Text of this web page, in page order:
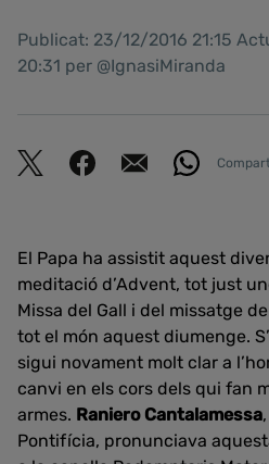
Publicat: 23/12/2016 21:15
20:31 per @IgnasiMiranda
El Papa ha assistit aquest
meditació d’Advent, tot just
Missa del Gall i del missatge
tot el món aquest diumenge.
sigui novament molt clar a
canvi en els cors dels qui fan
armes. Raniero Cantalamessa
Pontifícia, pronunciava